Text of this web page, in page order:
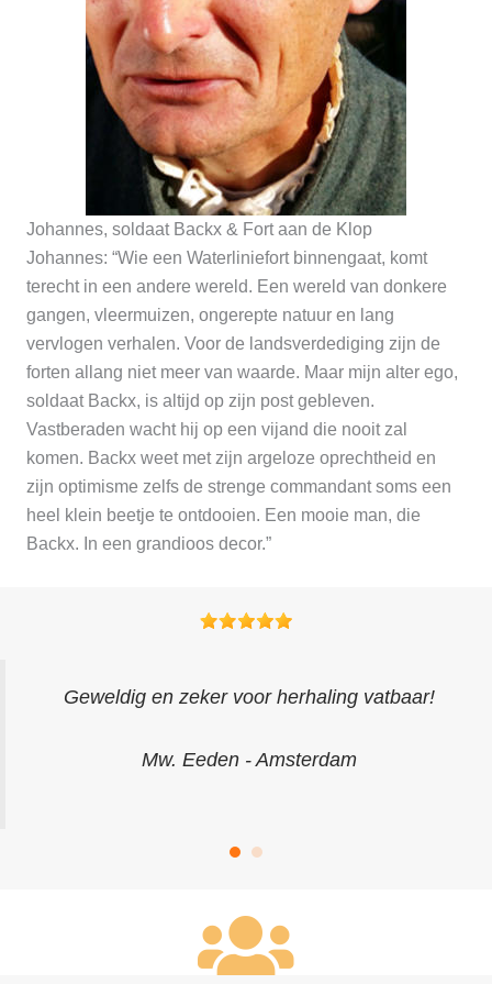
Johannes, soldaat Backx & Fort aan de Klop
Johannes: “Wie een Waterliniefort binnengaat, komt
terecht in een andere wereld. Een wereld van donkere
gangen, vleermuizen, ongerepte natuur en lang
vervlogen verhalen. Voor de landsverdediging zijn de
forten allang niet meer van waarde. Maar mijn alter ego,
soldaat Backx, is altijd op zijn post gebleven.
Vastberaden wacht hij op een vijand die nooit zal
komen. Backx weet met zijn argeloze oprechtheid en
zijn optimisme zelfs de strenge commandant soms een
heel klein beetje te ontdooien. Een mooie man, die
Backx. In een grandioos decor.”
Geweldig en zeker voor herhaling vatbaar!
Mw. Eeden - Amsterdam